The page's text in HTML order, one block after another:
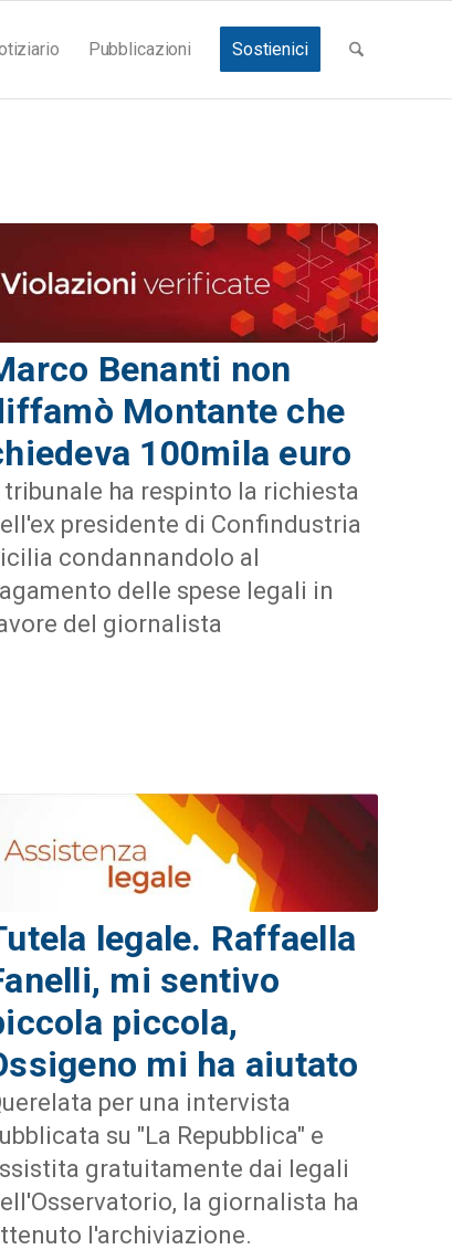
Pubblicazioni Sostienici
Benanti non
Montante che
100mila euro
tribunale ha respinto la richiesta
presidente di Confindustria
condannandolo al
delle spese legali in
del giornalista
legale. Raffaella
mi sentivo
piccola,
mi ha aiutato
per una intervista
su "La Repubblica" e
gratuitamente dai legali
la giornalista ha
l'archiviazione.